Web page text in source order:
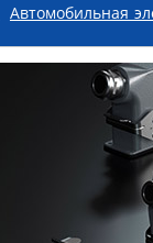
Автомобильная